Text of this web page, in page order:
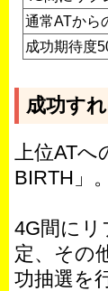
通常ATから
成功期待度
成功す
上位AT
BIRTH」。
4G間にリ
定、その
功抽選を